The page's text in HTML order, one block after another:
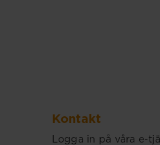
Kontakt
Logga in på våra e-